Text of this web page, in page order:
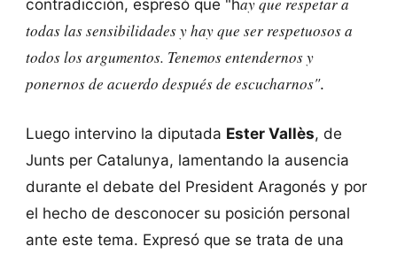
contradicción, espresó que "hay que respetar a
todas las sensibilidades y hay que ser respetuosos a
todos los argumentos. Tenemos entendernos y
ponernos de acuerdo después de escucharnos".
Luego intervino la diputada Ester Vallès, de
Junts per Catalunya, lamentando la ausencia
durante el debate del President Aragonés y por
el hecho de desconocer su posición personal
ante este tema. Expresó que se trata de una